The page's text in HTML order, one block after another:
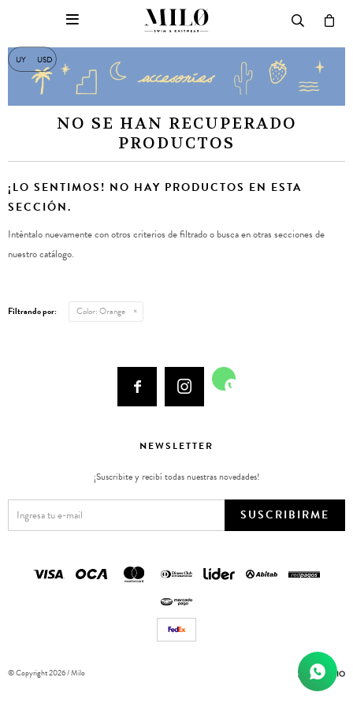
UY USD

NO SE HAN RECUPERADO
PRODUCTOS
¡LO SENTIMOS! NO HAY PRODUCTOS EN ESTA
SECCIÓN.
Inténtalo nuevamente con otros criterios de filtrado o busca en otras secciones de
nuestro catálogo.
Filtrando por: Color:Orange
  
NEWSLETTER
¡Suscribite y recibí todas nuestras novedades!
SUSCRIBIRME
© Copyright 2026 / Milo